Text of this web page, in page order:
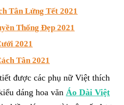
Tân Lửng Tết 2021
Thống Đẹp 2021
2021
Tân 2021
được các phụ nữ Việt thích
dáng hoa văn Áo Dài Việt